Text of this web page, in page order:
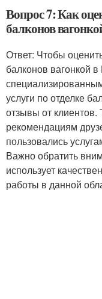
Вопрос 7: Как
балконов
Ответ: Чтобы
балконов вагонкой
услуги по отделке
отзывы от клиентов.
рекомендациям
пользовались
Важно обратить
использует
работы в данной